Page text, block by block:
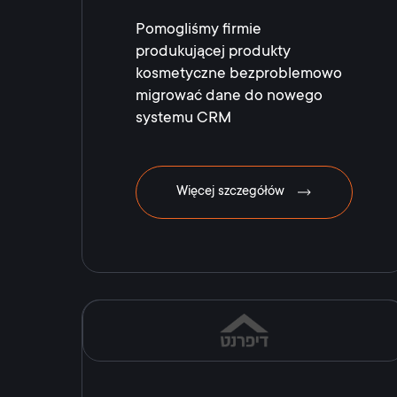
Pomogliśmy firmie
produkującej produkty
kosmetyczne bezproblemowo
migrować dane do nowego
systemu CRM
Więcej szczegółów